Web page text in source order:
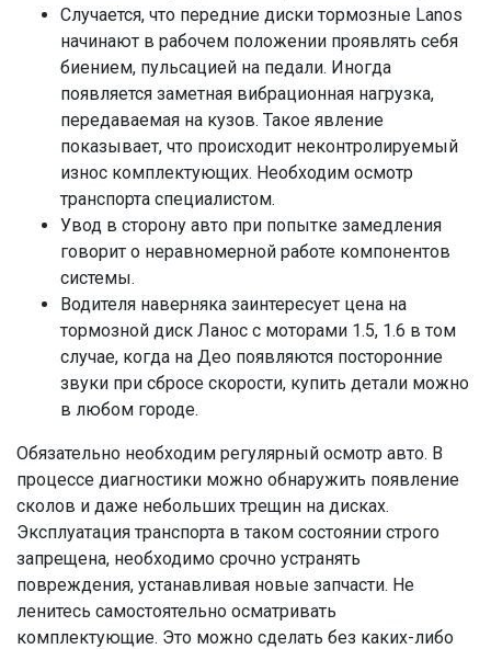
Случается, что передние диски тормозные Lanos
начинают в рабочем положении проявлять себя
биением, пульсацией на педали. Иногда
появляется заметная вибрационная нагрузка,
передаваемая на кузов. Такое явление
показывает, что происходит неконтролируемый
износ комплектующих. Необходим осмотр
транспорта специалистом.
Увод в сторону авто при попытке замедления
говорит о неравномерной работе компонентов
системы.
Водителя наверняка заинтересует цена на
тормозной диск Ланос с моторами 1.5, 1.6 в том
случае, когда на Део появляются посторонние
звуки при сбросе скорости, купить детали можно
в любом городе.
Обязательно необходим регулярный осмотр авто. В
процессе диагностики можно обнаружить появление
сколов и даже небольших трещин на дисках.
Эксплуатация транспорта в таком состоянии строго
запрещена, необходимо срочно устранять
повреждения, устанавливая новые запчасти. Не
ленитесь самостоятельно осматривать
комплектующие. Это можно сделать без каких-либо